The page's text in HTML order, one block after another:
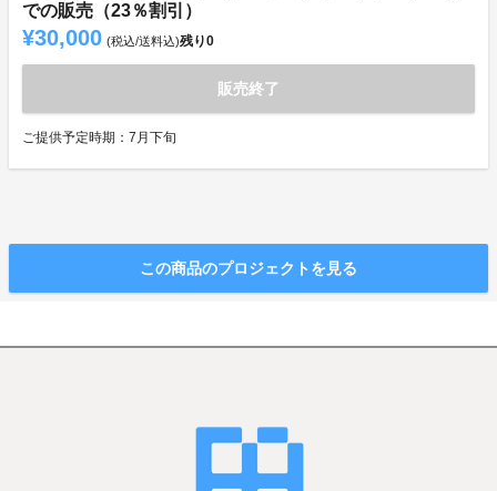
での販売（23％割引）
¥30,000 (税込/送料込)残り0
販売終了
ご提供予定時期：7月下旬
この商品のプロジェクトを見る